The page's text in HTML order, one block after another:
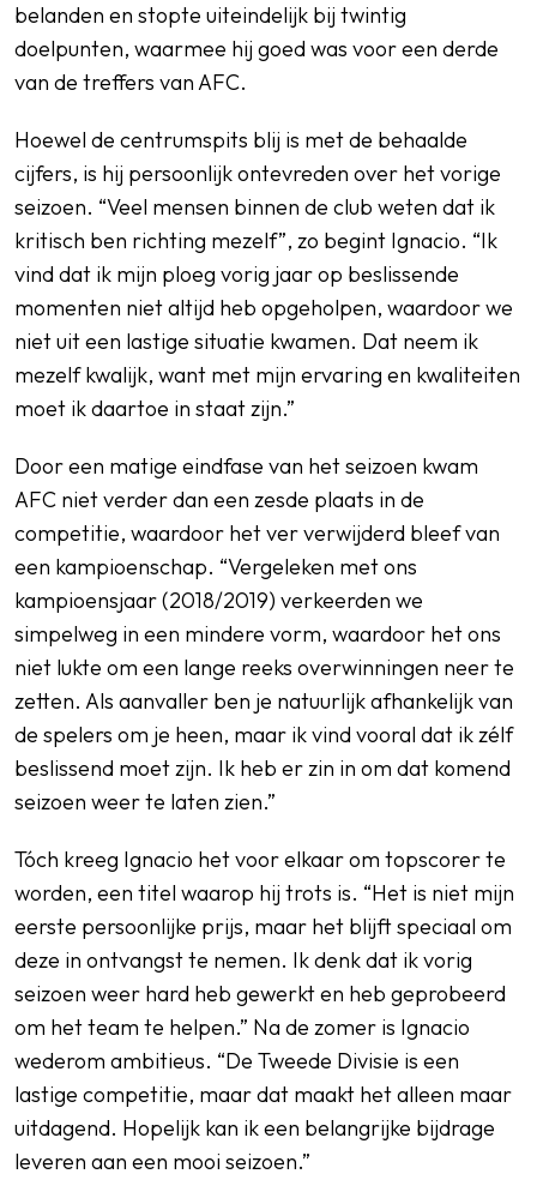
belanden en stopte uiteindelijk bij twintig
doelpunten, waarmee hij goed was voor een derde
van de treffers van AFC.
Hoewel de centrumspits blij is met de behaalde
cijfers, is hij persoonlijk ontevreden over het vorige
seizoen. “Veel mensen binnen de club weten dat ik
kritisch ben richting mezelf”, zo begint Ignacio. “Ik
vind dat ik mijn ploeg vorig jaar op beslissende
momenten niet altijd heb opgeholpen, waardoor we
niet uit een lastige situatie kwamen. Dat neem ik
mezelf kwalijk, want met mijn ervaring en kwaliteiten
moet ik daartoe in staat zijn.”
Door een matige eindfase van het seizoen kwam
AFC niet verder dan een zesde plaats in de
competitie, waardoor het ver verwijderd bleef van
een kampioenschap. “Vergeleken met ons
kampioensjaar (2018/2019) verkeerden we
simpelweg in een mindere vorm, waardoor het ons
niet lukte om een lange reeks overwinningen neer te
zetten. Als aanvaller ben je natuurlijk afhankelijk van
de spelers om je heen, maar ik vind vooral dat ik zélf
beslissend moet zijn. Ik heb er zin in om dat komend
seizoen weer te laten zien.”
Tóch kreeg Ignacio het voor elkaar om topscorer te
worden, een titel waarop hij trots is. “Het is niet mijn
eerste persoonlijke prijs, maar het blijft speciaal om
deze in ontvangst te nemen. Ik denk dat ik vorig
seizoen weer hard heb gewerkt en heb geprobeerd
om het team te helpen.” Na de zomer is Ignacio
wederom ambitieus. “De Tweede Divisie is een
lastige competitie, maar dat maakt het alleen maar
uitdagend. Hopelijk kan ik een belangrijke bijdrage
leveren aan een mooi seizoen.”